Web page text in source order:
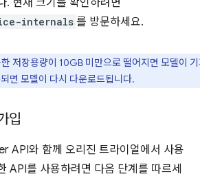
. 현재 크기를 확인하려면
internals 를 방문하세요.
저장용량이 10GB 미만으로 떨어지면 모델이
면 모델이 다시 다운로드됩니다.
입
API와 함께 오리진 트라이얼에서 사용
API를 사용하려면 다음 단계를 따르세